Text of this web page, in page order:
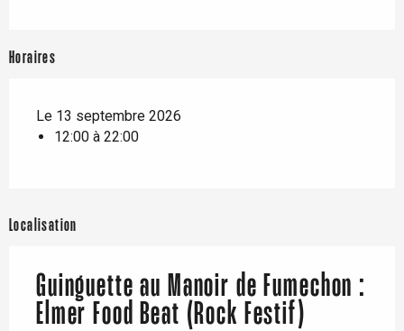
Horaires
Le 13 septembre 2026
12:00 à 22:00
Localisation
Guinguette au Manoir de Fumechon :
Elmer Food Beat (Rock Festif)